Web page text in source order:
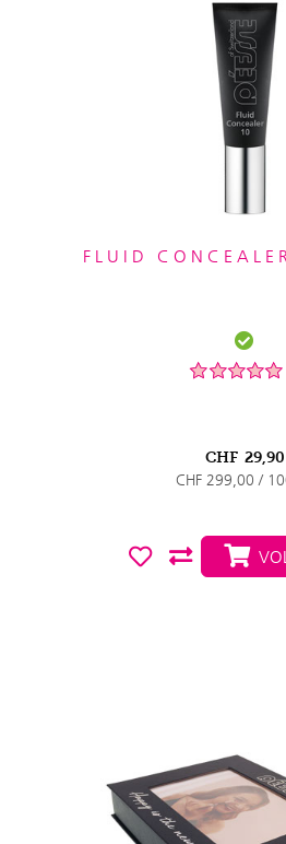
FLUID
CHF 29,90
CHF 299,00 /